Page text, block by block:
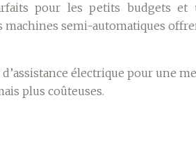
pour les petits budgets et
semi-automatiques
électrique pour une
plus coûteuses.